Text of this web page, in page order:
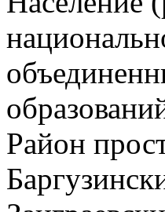
Район